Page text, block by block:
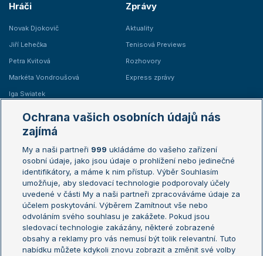
Hráči
Novak Djokovič
Jiří Lehečka
Petra Kvitová
Markéta Vondroušová
Iga Swiatek
Zprávy
Aktuality
Tenisová Previews
Rozhovory
Express zprávy
Žebříčky
Žebříček ATP (muži)
Žebříček WTA (ženy)
Sázkařský žebříček
Australian Open
French Open
Wimbledon
US Open
Turnaj mistrů
Turnaj mistryň
Aktualní trendy
Ochrana vašich osobních údajů nás
zajímá
My a naši partneři 999 ukládáme do vašeho zařízení
osobní údaje, jako jsou údaje o prohlížení nebo jedinečné
identifikátory, a máme k nim přístup. Výběr Souhlasím
umožňuje, aby sledovací technologie podporovaly účely
uvedené v části My a naši partneři zpracováváme údaje za
účelem poskytování. Výběrem Zamítnout vše nebo
odvoláním svého souhlasu je zakážete. Pokud jsou
sledovací technologie zakázány, některé zobrazené
obsahy a reklamy pro vás nemusí být tolik relevantní. Tuto
nabídku můžete kdykoli znovu zobrazit a změnit své volby